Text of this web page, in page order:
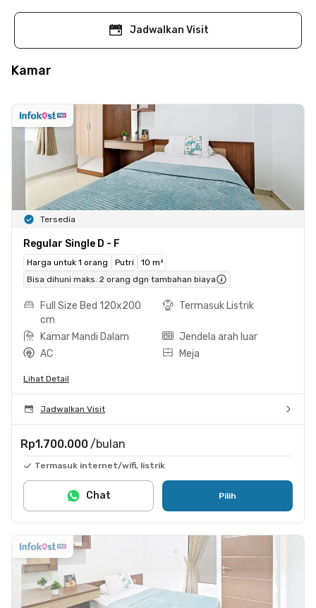
Jadwalkan Visit
Kamar
Tersedia
Regular Single D - F
Harga untuk 1 orang Putri
10 m²
Bisa dihuni maks. 2 orang dgn tambahan biaya
Full Size Bed 120x200
cm
Termasuk Listrik
Kamar Mandi Dalam
Jendela arah luar
AC
Meja
Lihat Detail
Jadwalkan Visit
Rp1.700.000 /bulan
Termasuk internet/wifi, listrik
Pilih
Chat